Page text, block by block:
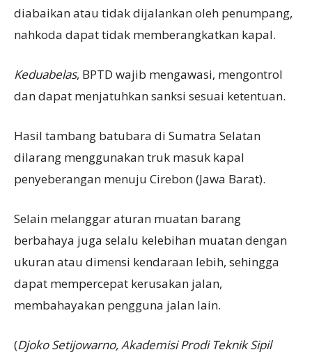
diabaikan atau tidak dijalankan oleh penumpang,
nahkoda dapat tidak memberangkatkan kapal.
Keduabelas, BPTD wajib mengawasi, mengontrol
dan dapat menjatuhkan sanksi sesuai ketentuan.
Hasil tambang batubara di Sumatra Selatan
dilarang menggunakan truk masuk kapal
penyeberangan menuju Cirebon (Jawa Barat).
Selain melanggar aturan muatan barang
berbahaya juga selalu kelebihan muatan dengan
ukuran atau dimensi kendaraan lebih, sehingga
dapat mempercepat kerusakan jalan,
membahayakan pengguna jalan lain.
(Djoko Setijowarno, Akademisi Prodi Teknik Sipil